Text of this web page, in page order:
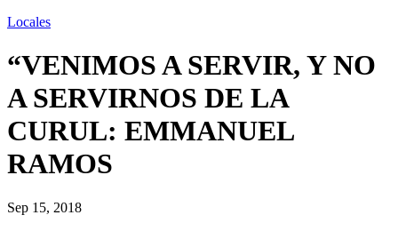
Locales
“VENIMOS A SERVIR, Y NO
A SERVIRNOS DE LA
CURUL: EMMANUEL
RAMOS
Sep 15, 2018